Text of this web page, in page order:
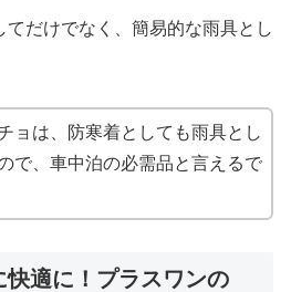
だけでなく、簡易的な雨具とし
ョは、防寒着としても雨具とし
で、車中泊の必需品と言えるで
快適に！プラスワンの